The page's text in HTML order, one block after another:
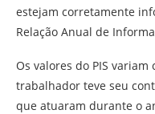
estejam corretamente
Relação Anual de
Os valores do PIS
trabalhador teve seu
que atuaram durante o